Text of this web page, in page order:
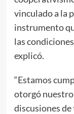
vinculado a la
instrumento
las
explicó.
“Estamos
otorgó nuestro
discusiones